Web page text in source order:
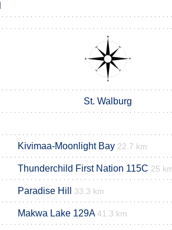
St. Walburg
Kivimaa-Moonlight Bay 22.7 km
Thunderchild First Nation 115C 25
Paradise Hill 33.3 km
Makwa Lake 129A 41.3 km